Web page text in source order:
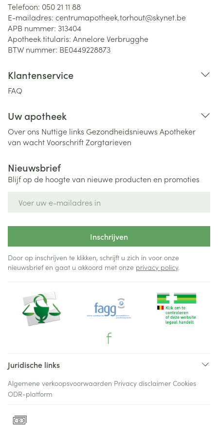
Telefoon: 050 21 11 88
E-mailadres: centrumapotheek.torhout@skynet.be
APB nummer: 313404
Apotheek titularis: Annelore Verbrugghe
BTW nummer: BE0449228873
Klantenservice
FAQ
Uw apotheek
Over ons Nuttige links Gezondheidsnieuws Apotheker
van wachtVoorschriftZorgtarieven
Nieuwsbrief
Blijf op de hoogte van nieuwe producten en promoties
Inschrijven
Door op inschrijven te klikken, schrijft u zich in voor onze
nieuwsbrief en gaat u akkoord met onze privacy policy.
Juridische links
Algemene verkoopsvoorwaarden Privacy disclaimer Cookies
ODR-platform